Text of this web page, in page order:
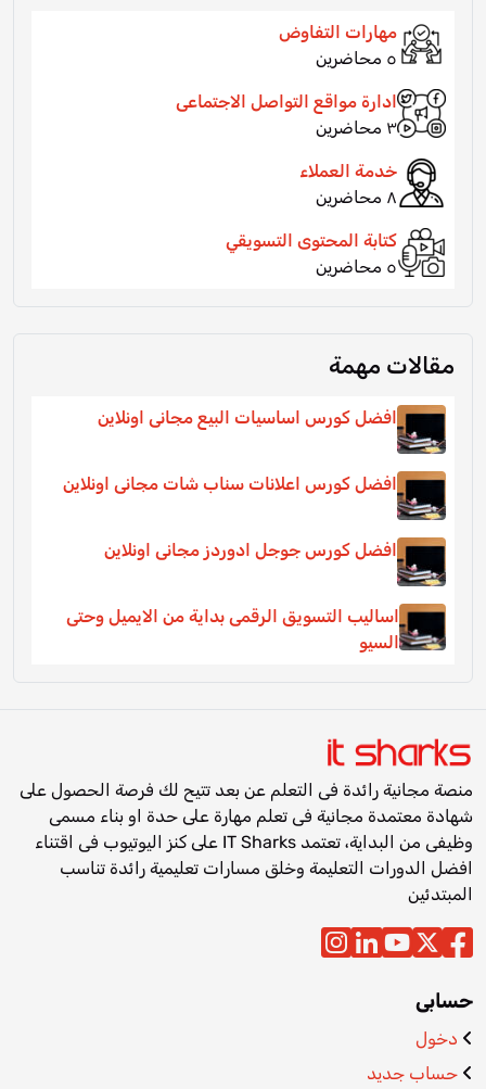
مهارات التفاوض
٥ محاضرين
ادارة مواقع التواصل الاجتماعى
٣ محاضرين
خدمة العملاء
٨ محاضرين
كتابة المحتوى التسويقي
٥ محاضرين
مقالات مهمة
افضل كورس اساسيات البيع مجانى اونلاين
افضل كورس اعلانات سناب شات مجانى اونلاين
افضل كورس جوجل ادوردز مجانى اونلاين
اساليب التسويق الرقمى بداية من الايميل وحتى
السيو
منصة مجانية رائدة فى التعلم عن بعد تتيح لك فرصة الحصول على
شهادة معتمدة مجانية فى تعلم مهارة على حدة او بناء مسمى
وظيفى من البداية، تعتمد IT Sharks على كنز اليوتيوب فى اقتناء
افضل الدورات التعليمة وخلق مسارات تعليمية رائدة تناسب
المبتدئين
حسابى
دخول
حساب جديد